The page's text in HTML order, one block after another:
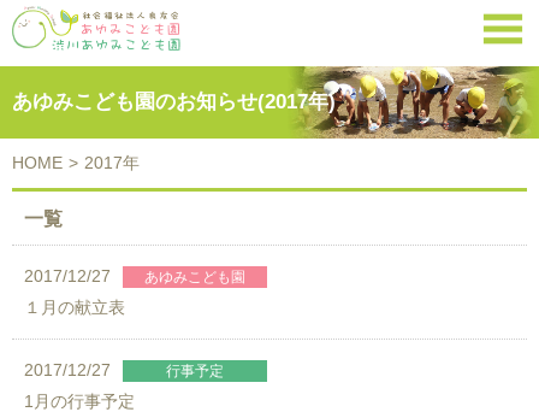

あゆみこども園のお知らせ(2017年)
HOME > 2017年
一覧
2017/12/27
１月の献立表
2017/12/27
1月の行事予定